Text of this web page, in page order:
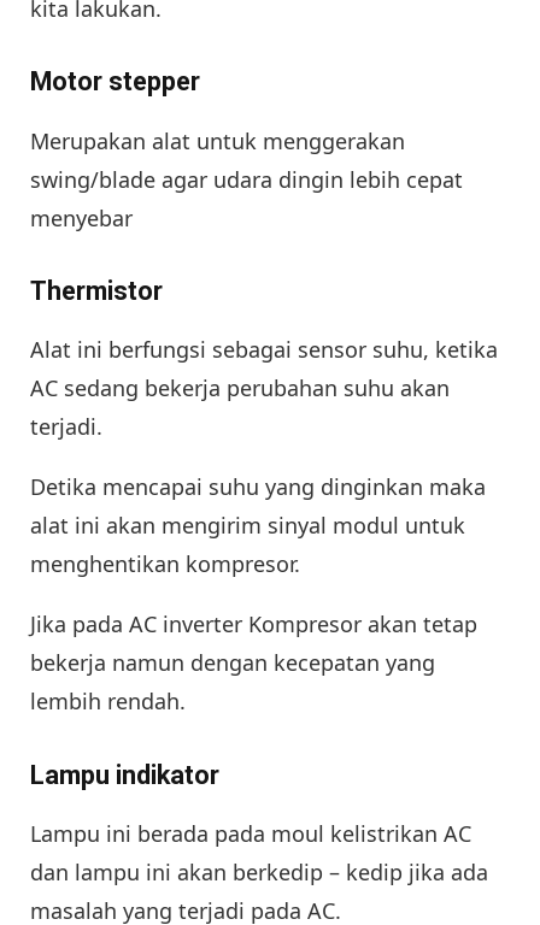
kita lakukan.
Motor stepper
Merupakan alat untuk menggerakan
swing/blade agar udara dingin lebih cepat
menyebar
Thermistor
Alat ini berfungsi sebagai sensor suhu, ketika
AC sedang bekerja perubahan suhu akan
terjadi.
Detika mencapai suhu yang dinginkan maka
alat ini akan mengirim sinyal modul untuk
menghentikan kompresor.
Jika pada AC inverter Kompresor akan tetap
bekerja namun dengan kecepatan yang
lembih rendah.
Lampu indikator
Lampu ini berada pada moul kelistrikan AC
dan lampu ini akan berkedip – kedip jika ada
masalah yang terjadi pada AC.